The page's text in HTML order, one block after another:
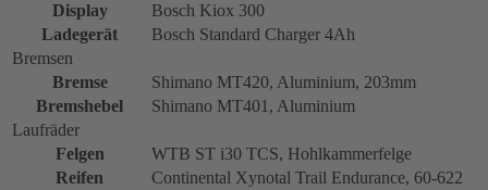
Display
Bosch Kiox 300
Ladegerät
Bosch Standard Charger 4Ah
Bremsen
Bremse
Shimano MT420, Aluminium, 203mm
Bremshebel
Shimano MT401, Aluminium
Laufräder
Felgen
WTB ST i30 TCS, Hohlkammerfelge
Reifen
Continental Xynotal Trail Endurance, 60-622